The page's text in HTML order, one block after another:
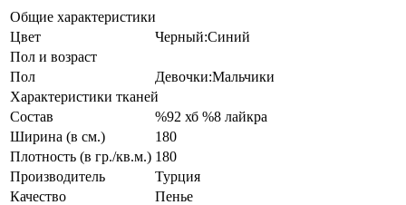
Общие характеристики
Цвет
Черный:Синий
Пол и возраст
Пол
Девочки:Мальчики
Характеристики тканей
Состав
%92 хб %8 лайкра
Ширина (в см.)
180
Плотность (в гр./кв.м.) 180
Производитель
Турция
Качество
Пенье